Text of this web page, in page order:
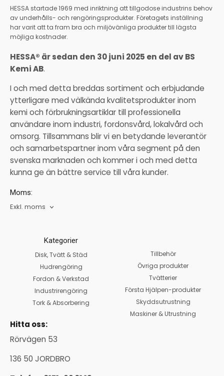
HESSA startade 1969 med inriktning att tillgodose industrins behov
av underhålls- och rengöringsprodukter. Företagets inställning
har varit att ta fram bra och miljövänliga produkter till lägsta
möjliga kostnader.
HESSA® är sedan den 30 juni 2025 en del av BS
Kemi AB.
I och med detta breddas sortiment och erbjudande
ytterligare med välkända kvalitetsprodukter inom
kemi och förbrukningsartiklar till professionella
användare inom industri, fordonsvård, lokalvård och
omsorg. Tillsammans blir vi en betydande leverantör
och samarbetspartner inom våra segment på den
svenska marknaden och kommer i och med detta
kunna ge än bättre service till våra kunder.
Moms:
Exkl. moms
Kategorier
Disk, Tvätt & Städ
Hudrengöring
Fordon & Verkstad
Industrirengöring
Tork & Absorbering
Hitta oss:
Rörvägen 53
136 50 JORDBRO
Tillbehör
Övriga produkter
Tvätterier
Första Hjälpen-produkter
Skyddsutrustning
Maskiner & Utrustning